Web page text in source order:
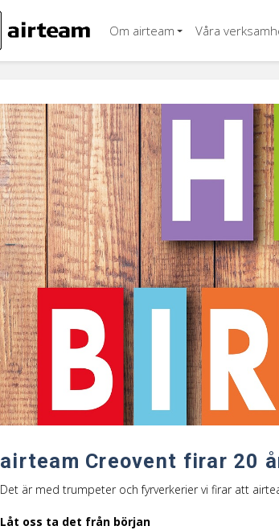
Om airteam Våra
airteam Creovent firar 20
Det är med trumpeter och fyrverkerier vi firar att
Låt oss ta det från början